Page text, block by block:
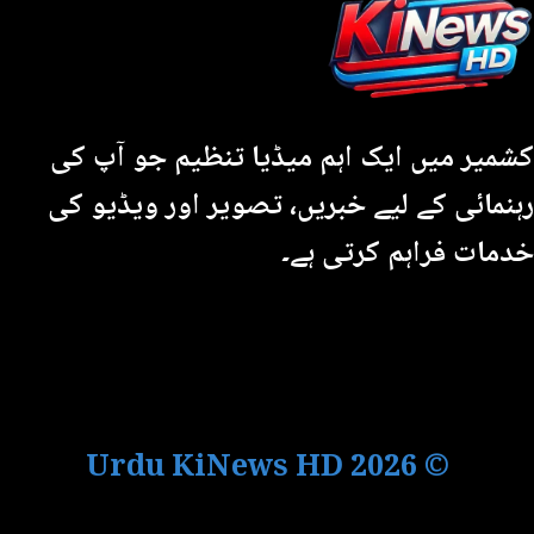
کشمیر میں ایک اہم میڈیا تنظیم جو آپ کی
رہنمائی کے لیے خبریں، تصویر اور ویڈیو کی
خدمات فراہم کرتی ہے۔
© 2026
Urdu KiNews HD